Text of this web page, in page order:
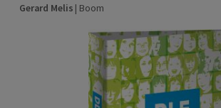
Gerard Melis | Boom